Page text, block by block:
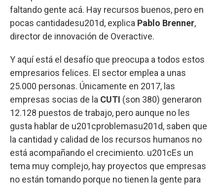
faltando gente acá. Hay recursos buenos, pero en
pocas cantidadesu201d, explica Pablo Brenner,
director de innovación de Overactive.
Y aquí está el desafío que preocupa a todos estos
empresarios felices. El sector emplea a unas
25.000 personas. Únicamente en 2017, las
empresas socias de la CUTI (son 380) generaron
12.128 puestos de trabajo, pero aunque no les
gusta hablar de u201cproblemasu201d, saben que
la cantidad y calidad de los recursos humanos no
está acompañando el crecimiento. u201cEs un
tema muy complejo, hay proyectos que empresas
no están tomando porque no tienen la gente para